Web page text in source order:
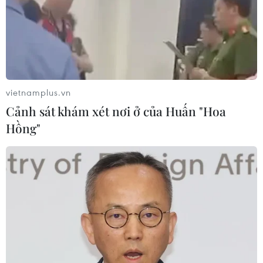
Iran đề xuất thành lập liên minh an
ninh giữa các nước Hồi giáo trong
04/08/2026 03:21
Iran ra điều kiện gì với Mỹ
trước khi mở lại Eo biển Hormuz?
03/08/2026 16:12
Iran tuyên bố chưa đạt đủ điều kiện
để mở lại eo biển Hormuz
vietnamplus.vn
Cảnh sát khám xét nơi ở của Huấn "Hoa
Hồng"